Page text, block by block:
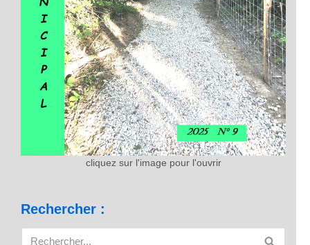
cliquez sur l'image pour l'ouvrir
Rechercher :